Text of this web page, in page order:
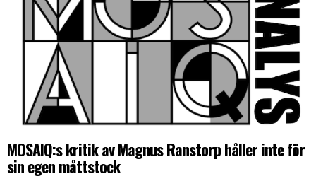
MOSAIQ:s kritik av Magnus Ranstorp håller inte för
sin egen måttstock